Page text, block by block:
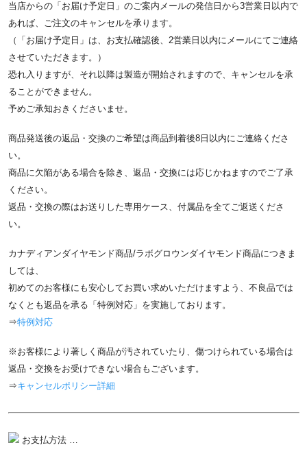
当店からの「お届け予定日」のご案内メールの発信日から3営業日以内で
あれば、ご注文のキャンセルを承ります。
（「お届け予定日」は、お支払確認後、2営業日以内にメールにてご連絡
させていただきます。）
恐れ入りますが、それ以降は製造が開始されますので、キャンセルを承
ることができません。
予めご承知おきくださいませ。
商品発送後の返品・交換のご希望は商品到着後8日以内にご連絡くださ
い。
商品に欠陥がある場合を除き、返品・交換には応じかねますのでご了承
ください。
返品・交換の際はお送りした専用ケース、付属品を全てご返送くださ
い。
カナディアンダイヤモンド商品/ラボグロウンダイヤモンド商品につきま
しては、
初めてのお客様にも安心してお買い求めいただけますよう、不良品では
なくとも返品を承る「特例対応」を実施しております。
⇒特例対応
※お客様により著しく商品が汚されていたり、傷つけられている場合は
返品・交換をお受けできない場合もございます。
⇒キャンセルポリシー詳細
お支払方法 …